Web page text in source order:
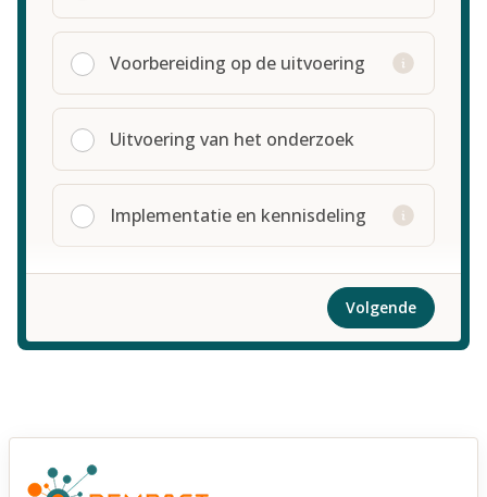
Voorbereiding op de uitvoering
Uitvoering van het onderzoek
Implementatie en kennisdeling
Volgende